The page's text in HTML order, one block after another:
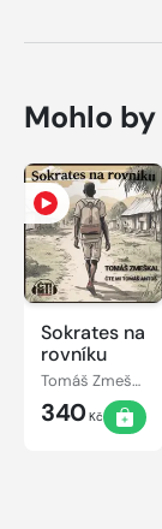
Mohlo
Sokrates na
rovníku
Tomáš Zmeškal
340Kč